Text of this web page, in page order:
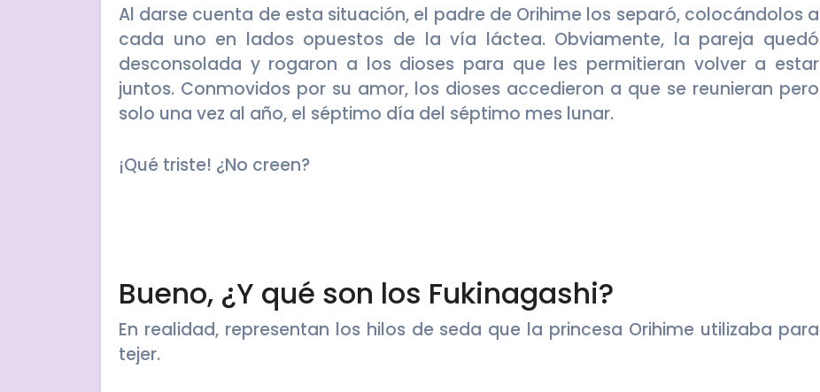
Al darse cuenta de esta situación, el padre de Orihime los separó, colocándolos a
cada uno en lados opuestos de la vía láctea. Obviamente, la pareja quedó
desconsolada y rogaron a los dioses para que les permitieran volver a estar
juntos. Conmovidos por su amor, los dioses accedieron a que se reunieran pero
solo una vez al año, el séptimo día del séptimo mes lunar.
¡Qué triste! ¿No creen?
Bueno, ¿Y qué son los Fukinagashi?
En realidad, representan los hilos de seda que la princesa Orihime utilizaba para
tejer.